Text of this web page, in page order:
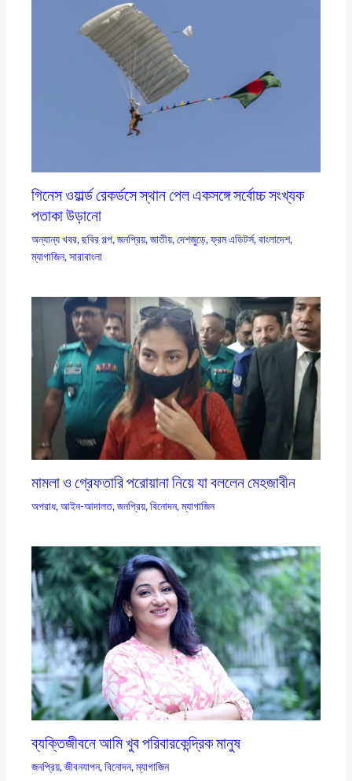
গিনেস ওয়ার্ল্ড রেকর্ডসে স্থান পেল একসঙ্গে সর্বোচ্চ সংখ্যক
পতাকা উড়ানো
অন্যান্য খবর,ছবির গল্প,জনপ্রিয়,জাতীয়,দেশজুড়ে,ফ্রম এডিটর্স,বাংলাদেশ,
ম্যাগাজিন,সারাবাংলা
মামলা ও গ্রেফতারি পরোয়ানা নিয়ে যা বললেন মেহজাবীন
অপরাধ,আইন-আদালত,জনপ্রিয়,বিনোদন,ম্যাগাজিন
ব্যক্তিজীবনে আমি খুব পরিবারকেন্দ্রিক মানুষ
জনপ্রিয়,জীবনযাপন,বিনোদন,ম্যাগাজিন